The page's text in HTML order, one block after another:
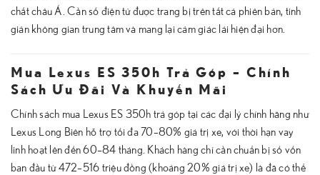
chất châu Á. Cần số điện tử được trang bị trên tất cả phiên bản, tinh
giản không gian trung tâm và mang lại cảm giác lái hiện đại hơn.
Mua Lexus ES 350h Trả Góp – Chính
Sách Ưu Đãi Và Khuyến Mãi
Chính sách mua Lexus ES 350h trả góp tại các đại lý chính hãng như
Lexus Long Biên hỗ trợ tối đa 70–80% giá trị xe, với thời hạn vay
linh hoạt lên đến 60–84 tháng. Khách hàng chỉ cần chuẩn bị số vốn
ban đầu từ 472–516 triệu đồng (khoảng 20% giá trị xe) là đã có thể